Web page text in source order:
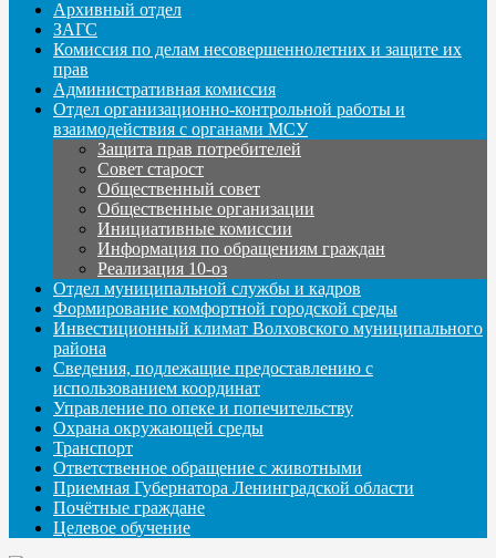
Архивный отдел
ЗАГС
Комиссия по делам несовершеннолетних и защите их
прав
Административная комиссия
Отдел организационно-контрольной работы и
взаимодействия с органами МСУ
Защита прав потребителей
Совет старост
Общественный совет
Общественные организации
Инициативные комиссии
Информация по обращениям граждан
Реализация 10-оз
Отдел муниципальной службы и кадров
Формирование комфортной городской среды
Инвестиционный климат Волховского муниципального
района
Сведения, подлежащие предоставлению с
использованием координат
Управление по опеке и попечительству
Охрана окружающей среды
Транспорт
Ответственное обращение с животными
Приемная Губернатора Ленинградской области
Почётные граждане
Целевое обучение